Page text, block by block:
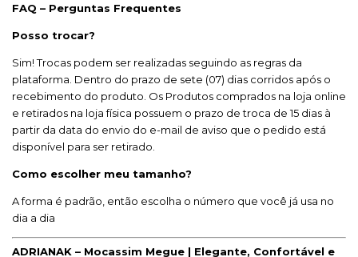
FAQ – Perguntas Frequentes
Posso trocar?
Sim! Trocas podem ser realizadas seguindo as regras da
plataforma. Dentro do prazo de sete (07) dias corridos após o
recebimento do produto. Os Produtos comprados na loja online
e retirados na loja física possuem o prazo de troca de 15 dias à
partir da data do envio do e-mail de aviso que o pedido está
disponível para ser retirado.
Como escolher meu tamanho?
A forma é padrão, então escolha o número que você já usa no
dia a dia
ADRIANAK – Mocassim Megue | Elegante, Confortável e